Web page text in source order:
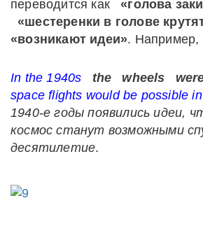
переводится как
«голова
«шестеренки в голове
«возникают идеи». Например,
In the 1940s the wheels
space flights would be possible in
1940-е годы появились идеи,
космос станут возможными
десятилетие.